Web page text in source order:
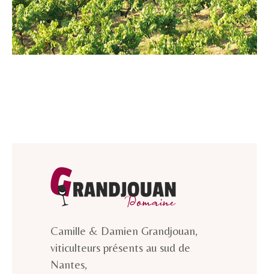
Camille & Damien Grandjouan,
viticulteurs présents au sud de
Nantes,